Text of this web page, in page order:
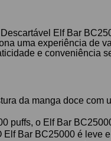
Elf Bar
uma experiência de
e conveniência
da manga doce com
puffs, o Elf Bar
Elf Bar BC25000 é leve